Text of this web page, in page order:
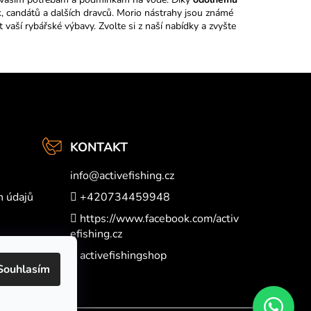
a dalších dravců. Morio nástrahy jsou známé
rybářské výbavy. Zvolte si z naší nabídky a zvyšte
údajů
KONTAKT
info@activefishing.cz
+420734459948
https://www.facebook.com/activ
efishing.cz
activefishingshop